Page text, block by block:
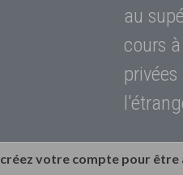
au
cours
votre compte pour